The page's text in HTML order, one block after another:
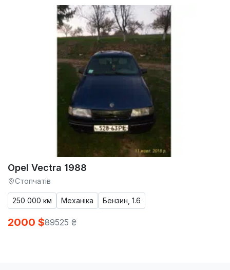
Opel Vectra 1988
Стопчатів
250 000 км Механіка Бензин, 1.6
2000 $89525 ₴